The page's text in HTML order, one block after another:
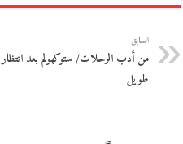
السابق
من أدب الرحلات/ ستوكهولم بعد انتظار
طويل